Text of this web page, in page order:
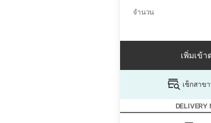
จำนวน
เพิ่มเข้า
เช็กสาข
DELIVERY